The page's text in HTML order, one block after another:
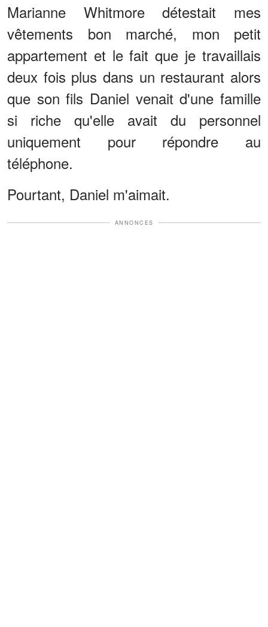
Marianne Whitmore détestait mes
vêtements bon marché, mon petit
appartement et le fait que je travaillais
deux fois plus dans un restaurant alors
que son fils Daniel venait d'une famille
si riche qu'elle avait du personnel
uniquement pour répondre au
téléphone.
Pourtant, Daniel m'aimait.
ANNONCES